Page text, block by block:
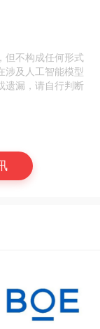
但不构成任何形式
涉及人工智能模型
遗漏，请自行判断